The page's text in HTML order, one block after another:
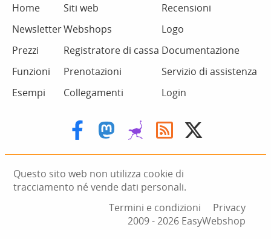
Home
Newsletter
Prezzi
Funzioni
Esempi
Siti web
Webshops
Registratore di cassa
Prenotazioni
Collegamenti
Recensioni
Logo
Documentazione
Servizio di assistenza
Login
Questo sito web non utilizza cookie di
tracciamento né vende dati personali.
Termini e condizioni
Privacy
2009 ‑ 2026 EasyWebshop